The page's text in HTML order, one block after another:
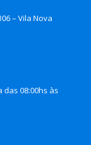
– Vila Nova
08:00hs às